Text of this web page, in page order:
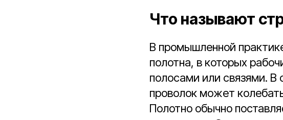
Что называют
В промышленной
полотна, в которых
полосами или связями. В
проволок может
Полотно обычно